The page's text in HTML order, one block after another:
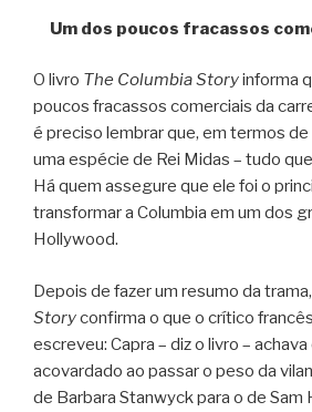
Um dos poucos fracassos
O livro The Columbia Storyinforma
poucos fracassos comerciais da
é preciso lembrar que, em termos de
uma espécie de Rei Midas – tudo
Há quem assegure que ele foi o
transformar a Columbia em um dos
Hollywood.
Depois de fazer um resumo da trama,
Storyconfirma o que o crítico
escreveu: Capra – diz o livro –
acovardado ao passar o peso da
de Barbara Stanwyck para o de Sam